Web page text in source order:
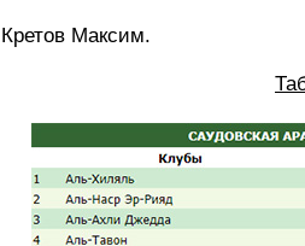
Кретов Максим.